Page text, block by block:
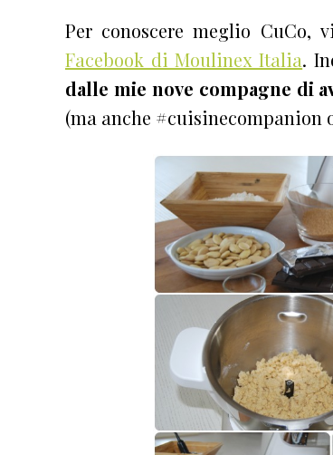
Per conoscere meglio CuCo,
Facebook di Moulinex Italia.
dalle mie nove compagne di
(ma anche #cuisinecompanion